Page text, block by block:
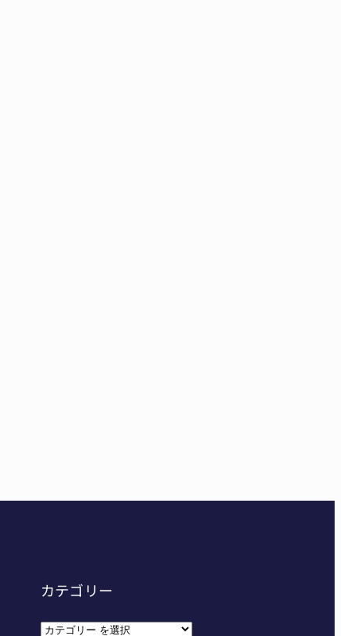
カテゴリー
カ